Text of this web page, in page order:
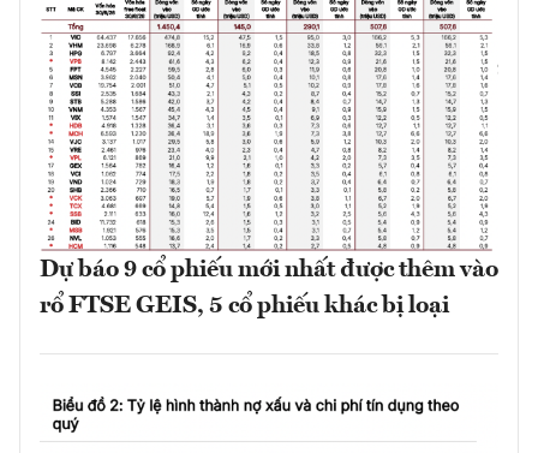
Dự báo 9 cổ phiếu mới nhất được thêm vào
rổ FTSE GEIS, 5 cổ phiếu khác bị loại